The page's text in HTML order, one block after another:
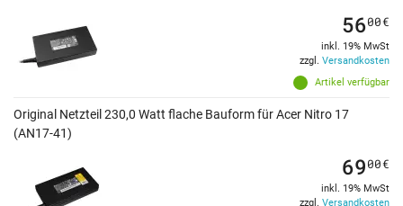
Artikel verfügbar
5600€
inkl. 19% MwSt
zzgl. Versandkosten
Original Netzteil 230,0 Watt flache Bauform für Acer Nitro 17
(AN17-41)
6900€
inkl. 19% MwSt
zzgl. Versandkosten